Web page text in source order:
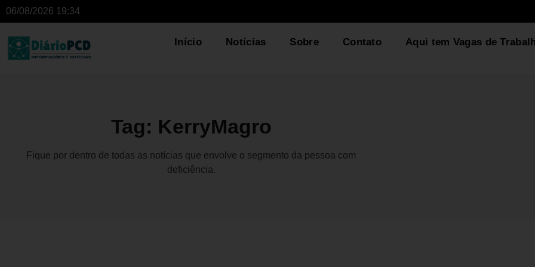
06/08/2026 19:34
Início Notícias Sobre Contato Aqui tem Vagas de
Tag: KerryMagro
Fique por dentro de todas as notícias que envolve o segmento da pessoa com
deficiência.